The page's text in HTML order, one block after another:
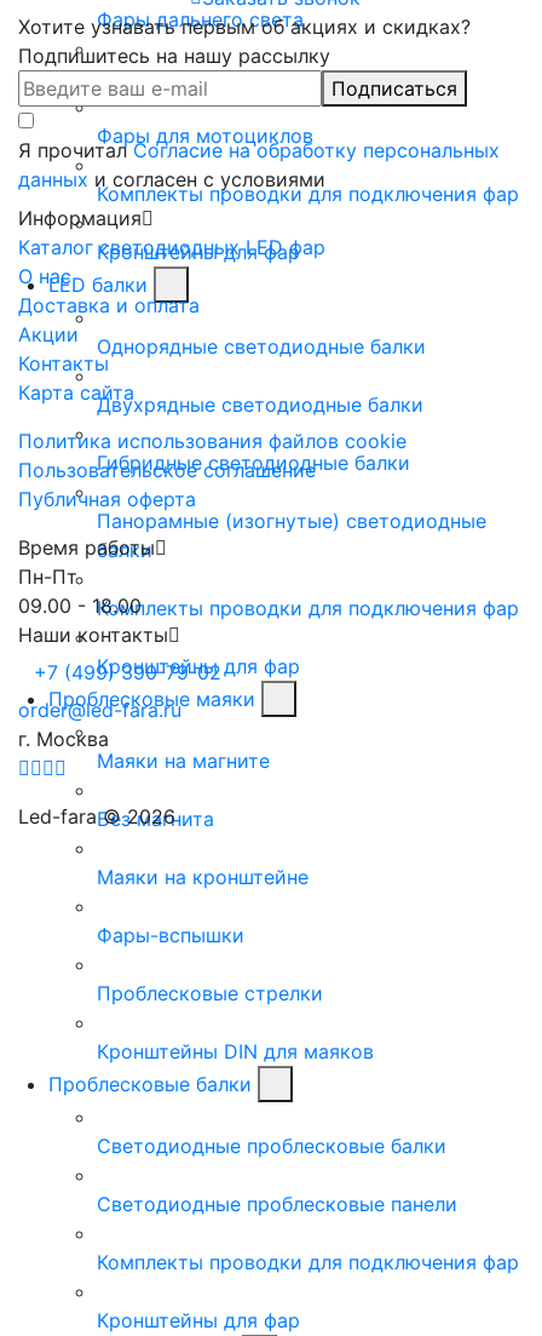
Фары дальнего света
Комбинированный свет
Фары для мотоциклов
Комплекты проводки для подключения фар
Кронштейны для фар
LED балки
Однорядные светодиодные балки
Двухрядные светодиодные балки
Гибридные светодиодные балки
Панорамные (изогнутые) светодиодные
балки
Комплекты проводки для подключения фар
Кронштейны для фар
Проблесковые маяки
Маяки на магните
Без магнита
Маяки на кронштейне
Фары-вспышки
Проблесковые стрелки
Кронштейны DIN для маяков
Проблесковые балки
Светодиодные проблесковые балки
Светодиодные проблесковые панели
Комплекты проводки для подключения фар
Кронштейны для фар
Хотите узнавать первым об акциях и скидках?
Подпишитесь на нашу рассылку
Подписаться
Я прочиталСогласие на обработку персональных
данных и согласен с условиями
Информация
Каталог светодиодных LED фар
О нас
Доставка и оплата
Акции
Контакты
Карта сайта
Политика использования файлов cookie
Пользовательское соглашение
Публичная оферта
Время работы
Пн-Пт
09.00 - 18.00
Наши контакты
+7 (499) 390-79-02
order@led-fara.ru
г. Москва
Led-fara © 2026